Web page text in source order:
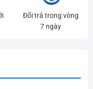
Đổi trả trong vòng
7 ngày